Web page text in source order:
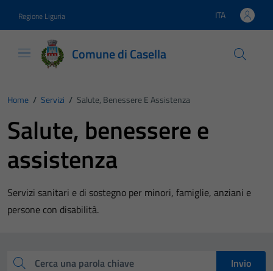
Regione Liguria Lingua attiva:
ITA
Comune di Casella
Home / Servizi / Salute, Benessere E Assistenza
Salute, benessere e
assistenza
Servizi sanitari e di sostegno per minori, famiglie, anziani e
persone con disabilità.
Cerca una parola chiave
Invio